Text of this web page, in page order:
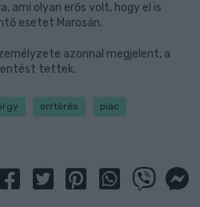
ami olyan erős volt, hogy el is
esetet Marosán.
azonnal megjelent, a
tettek.
orrtörés piac